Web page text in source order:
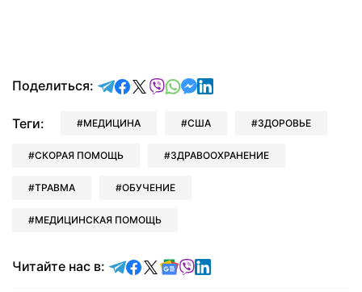
Поделиться: отправить в Telegram
поделиться в Facebook
поделиться в X
отправить в Viber
отправить в Whatsapp
отправить в Messenger
отправить в LinkedIn
Теги: МЕДИЦИНА США ЗДОРОВЬЕ
СКОРАЯ ПОМОЩЬ ЗДРАВООХРАНЕНИЕ
ТРАВМА ОБУЧЕНИЕ
МЕДИЦИНСКАЯ ПОМОЩЬ
Читайте нас в: Читайте в Telegram
Читайте в Facebook
Читайте в X
Читайте в Google news
Читайте в Viber
Читайте в LinkedIn